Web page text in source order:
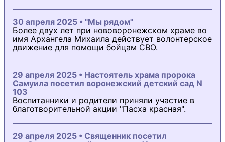
30 апреля 2025 • "Мы рядом"
Более двух лет при нововоронежском храме во
имя Архангела Михаила действует волонтерское
движение для помощи бойцам СВО.
29 апреля 2025 • Настоятель храма пророка
Самуила посетил воронежский детский сад N
103
Воспитанники и родители приняли участие в
благотворительной акции "Пасха красная".
29 апреля 2025 • Священник посетил